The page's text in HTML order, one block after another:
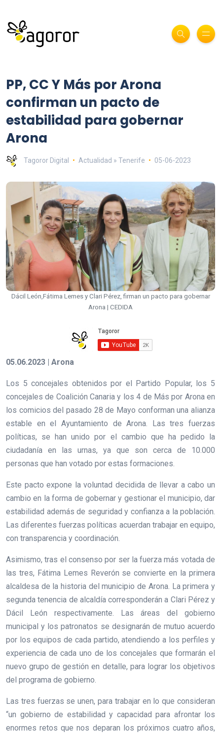
PP, CC Y Más por Arona
confirman un pacto de
estabilidad para gobernar
Arona
Tagoror Digital Actualidad » Tenerife 05-06-2023
Dácil León,Fátima Lemes y Clari Pérez, firman un pacto para gobernar
Arona | CEDIDA
05.06.2023 | Arona
Los 5 concejales obtenidos por el Partido Popular, los 5
concejales de Coalición Canaria y los 4 de Más por Arona en
los comicios del pasado 28 de Mayo conforman una alianza
estable en el Ayuntamiento de Arona. Las tres fuerzas
políticas, se han unido por el cambio que ha pedido la
ciudadanía en las urnas, ya que son cerca de 10.000
personas que han votado por estas formaciones.
Este pacto expone la voluntad decidida de llevar a cabo un
cambio en la forma de gobernar y gestionar el municipio, dar
estabilidad además de seguridad y confianza a la población.
Las diferentes fuerzas políticas acuerdan trabajar en equipo,
con transparencia y coordinación.
Asimismo, tras el consenso por ser la fuerza más votada de
las tres, Fátima Lemes Reverón se convierte en la primera
alcaldesa de la historia del municipio de Arona. La primera y
segunda tenencia de alcaldía corresponderán a Clari Pérez y
Dácil León respectivamente. Las áreas del gobierno
municipal y los patronatos se designarán de mutuo acuerdo
por los equipos de cada partido, atendiendo a los perfiles y
experiencia de cada uno de los concejales que formarán el
nuevo grupo de gestión en detalle, para lograr los objetivos
del programa de gobierno.
Las tres fuerzas se unen, para trabajar en lo que consideran
“un gobierno de estabilidad y capacidad para afrontar los
enormes retos que nos deparan los próximos cuatro años,